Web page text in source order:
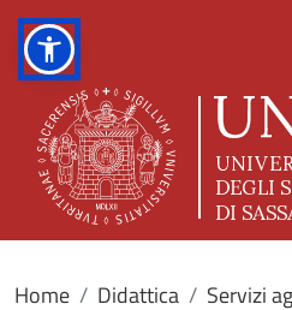
Home Didattica
Servizi